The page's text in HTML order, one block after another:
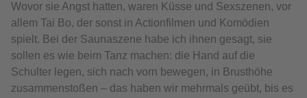
Wovor sie Angst hatten, waren Küsse und Sexszenen, vor
allem Tai Bo, der sonst in Actionfilmen und Komödien
spielt. Bei der Saunaszene habe ich ihnen gesagt, sie
sollen es wie beim Tanz machen: die Hand auf die
Schulter legen, sich nach vorn bewegen, in Brusthöhe
zusammenstoßen – das haben wir mehrmals geübt, bis es